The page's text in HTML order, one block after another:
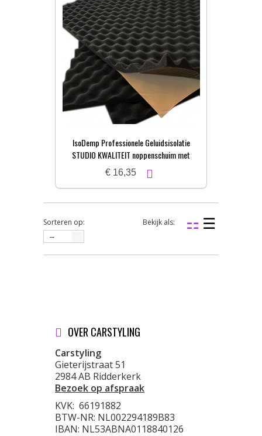
IsoDemp Professionele Geluidsisolatie
STUDIO KWALITEIT noppenschuim met
zelfkl. laag | 3x50x100cm
€ 16,35
Sorteren op:
--
Bekijk als:
OVER CARSTYLING
Carstyling
Gieterijstraat 51
2984 AB Ridderkerk
Bezoek op afspraak
KVK: 66191882
BTW-NR: NL002294189B83
IBAN: NL53ABNA0118840126